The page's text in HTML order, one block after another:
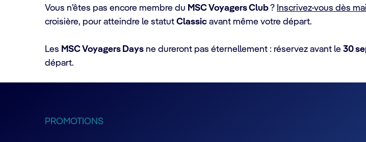
Vous n’êtes pas encore membre du MSC Voyagers Club? Inscrivez-vous dès
croisière, pour atteindre le statut Classic avant même votre départ.
Les MSC Voyagers Days ne dureront pas éternellement : réservez avant le 30
départ.
PROMOTIONS